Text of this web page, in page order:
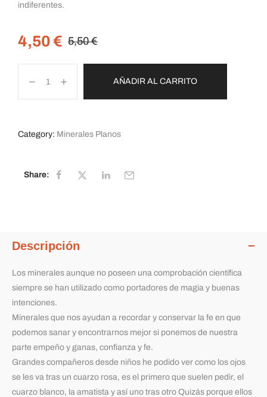
indiferentes.
5,50€
4,50€
AÑADIR AL CARRITO
Category: Minerales Planos
Share:
Descripción
Los minerales aunque no poseen una comprobación científica
siempre se han utilizado como portadores de magia y buenas
intenciones.
Minerales que nos ayudan a recordar y conservar la fe en que
podemos sanar y encontrarnos mejor si ponemos de nuestra
parte empeño y ganas, confianza y fe.
Grandes compañeros desde niños he podido ver como los ojos
se les va tras un cuarzo rosa, es el primero que suelen pedir, el
cuarzo blanco, la amatista y así uno tras otro Quizás porque ellos